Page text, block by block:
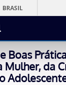
BRASIL
Boas
Mulher, da